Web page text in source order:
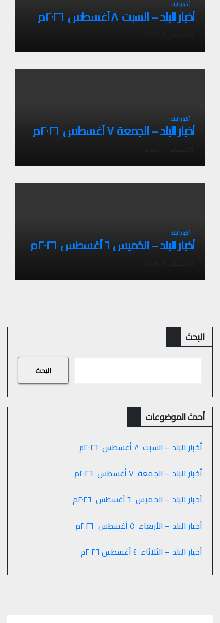
أخبار البلد
أخبار البلد – السبت ٨ أغسطس ٢٠٢٦م
أخبار البلد
أخبار البلد – الجمعة ٧ أغسطس ٢٠٢٦م
أخبار البلد
أخبار البلد – الخميس ٦ أغسطس ٢٠٢٦م
البحث
البحث
أحدث الموضوعات
أخبار البلد – السبت ٨ أغسطس ٢٠٢٦م
أخبار البلد – الجمعة ٧ أغسطس ٢٠٢٦م
أخبار البلد – الخميس ٦ أغسطس ٢٠٢٦م
أخبار البلد – الأربعاء ٥ أغسطس ٢٠٢٦م
أخبار البلد – الثلاثاء ٤ أغسطس ٢٠٢٦م